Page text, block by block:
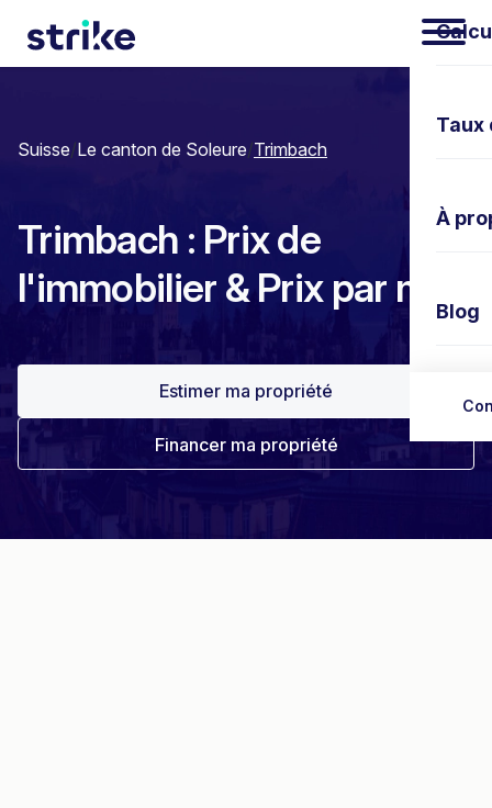
À
Blog
Suisse/Le canton de Soleure/Trimbach
Trimbach : Prix de
l'immobilier & Prix par m²
Estimer ma propriété
Financer ma propriété